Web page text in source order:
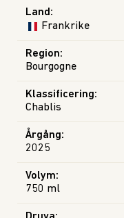
Land :
Frankrike
Region:
Bourgogne
Klassificering:
Chablis
Årgång:
2025
Volym:
750 ml